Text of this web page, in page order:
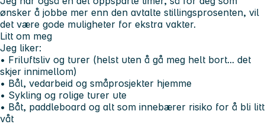
ønsker å jobbe mer enn den avtalte stillingsprosenten, vil
det være gode muligheter for ekstra vakter.
Litt om meg
Jeg liker:
• Friluftsliv og turer (helst uten å gå meg helt bort... det
skjer innimellom)
• Bål, vedarbeid og småprosjekter hjemme
• Sykling og rolige turer ute
• Båt, paddleboard og alt som innebærer risiko for å bli litt
våt